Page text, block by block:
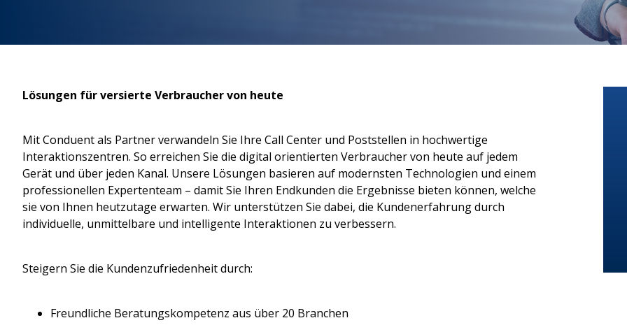
Lösungen für versierte Verbraucher von heute
Mit Conduent als Partner verwandeln Sie Ihre Call Center und Poststellen in hochwertige
Interaktionszentren. So erreichen Sie die digital orientierten Verbraucher von heute auf jedem
Gerät und über jeden Kanal. Unsere Lösungen basieren auf modernsten Technologien und einem
professionellen Expertenteam – damit Sie Ihren Endkunden die Ergebnisse bieten können, welche
sie von Ihnen heutzutage erwarten. Wir unterstützen Sie dabei, die Kundenerfahrung durch
individuelle, unmittelbare und intelligente Interaktionen zu verbessern.
Steigern Sie die Kundenzufriedenheit durch:
Freundliche Beratungskompetenz aus über 20 Branchen